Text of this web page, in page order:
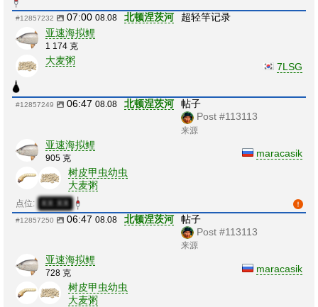
#12857232 07:00 08.08 北顿涅茨河
超轻竿记录
亚速海拟鲤
1 174 克
大麦粥
7LSG
#12857249 06:47 08.08 北顿涅茨河
帖子
Post #113113
来源
亚速海拟鲤
905 克
树皮甲虫幼虫
大麦粥
maracasik
点位: XX:XX
#12857250 06:47 08.08 北顿涅茨河
帖子
Post #113113
来源
亚速海拟鲤
728 克
树皮甲虫幼虫
大麦粥
maracasik